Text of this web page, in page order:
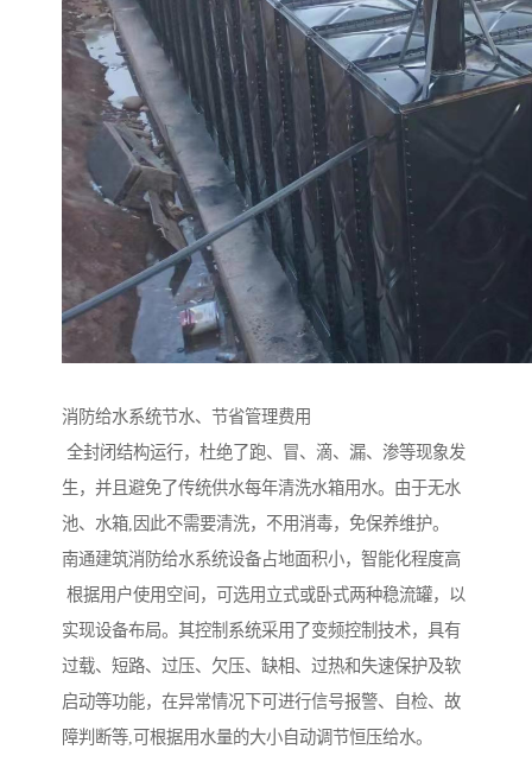
消防给水系统节水、节省管理费用
全封闭结构运行，杜绝了跑、冒、滴、漏、渗等现象发
生，并且避免了传统供水每年清洗水箱用水。由于无水
池、水箱,因此不需要清洗，不用消毒，免保养维护。
南通建筑消防给水系统设备占地面积小，智能化程度高
根据用户使用空间，可选用立式或卧式两种稳流罐，以
实现设备布局。其控制系统采用了变频控制技术，具有
过载、短路、过压、欠压、缺相、过热和失速保护及软
启动等功能，在异常情况下可进行信号报警、自检、故
障判断等,可根据用水量的大小自动调节恒压给水。